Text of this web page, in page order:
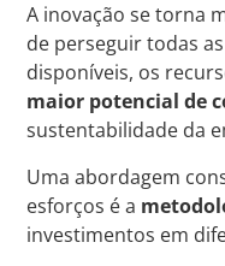
A inovação se torna
de perseguir todas
disponíveis, os
maior potencial de
sustentabilidade da
Uma abordagem
esforços é a
investimentos em